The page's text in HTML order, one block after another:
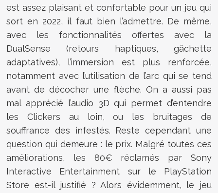
est assez plaisant et confortable pour un jeu qui
sort en 2022, il faut bien l’admettre. De même,
avec les fonctionnalités offertes avec la
DualSense (retours haptiques, gâchette
adaptatives), l’immersion est plus renforcée,
notamment avec l’utilisation de l’arc qui se tend
avant de décocher une flèche. On a aussi pas
mal apprécié l’audio 3D qui permet d’entendre
les Clickers au loin, ou les bruitages de
souffrance des infestés. Reste cependant une
question qui demeure : le prix. Malgré toutes ces
améliorations, les 80€ réclamés par Sony
Interactive Entertainment sur le PlayStation
Store est-il justifié ? Alors évidemment, le jeu